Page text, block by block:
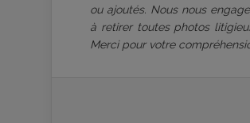
ou ajoutés. Nous nous
à retirer toutes photos
Merci pour votre